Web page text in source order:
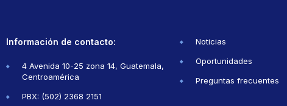
Información de contacto:
4 Avenida 10-25 zona 14, Guatemala,
Centroamérica
PBX: (502) 2368 2151
Noticias
Oportunidades
Preguntas frecuentes